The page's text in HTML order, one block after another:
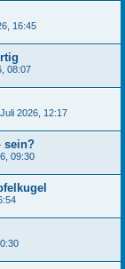
16:45
08:07
2026, 12:17
sein?
09:30